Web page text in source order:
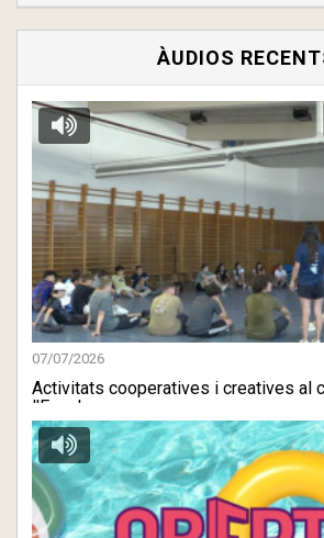
ÀUDIOS
07/07/2026
Activitats cooperatives i creatives al
l'Escala